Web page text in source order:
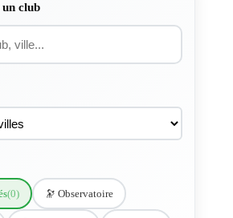
club
(0) 🔭 Observatoire